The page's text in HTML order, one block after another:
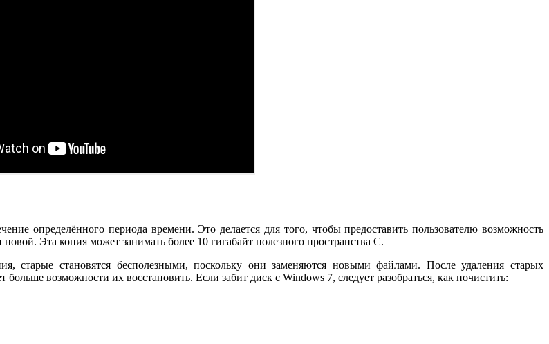
определённого периода времени. Это делается для того, чтобы предоставить пользователю возможность
Эта копия может занимать более 10 гигабайт полезного пространства С.
старые становятся бесполезными, поскольку они заменяются новыми файлами. После удаления старых
возможности их восстановить. Если забит диск с Windows 7, следует разобраться, как почистить: